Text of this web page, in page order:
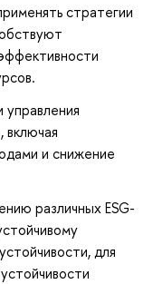
стратегии
включая
и снижение
различных ESG-
для